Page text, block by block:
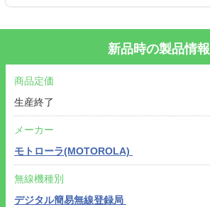
新品時の製品情報
商品定価
生産終了
メーカー
モトローラ(MOTOROLA)
無線機種別
デジタル簡易無線登録局